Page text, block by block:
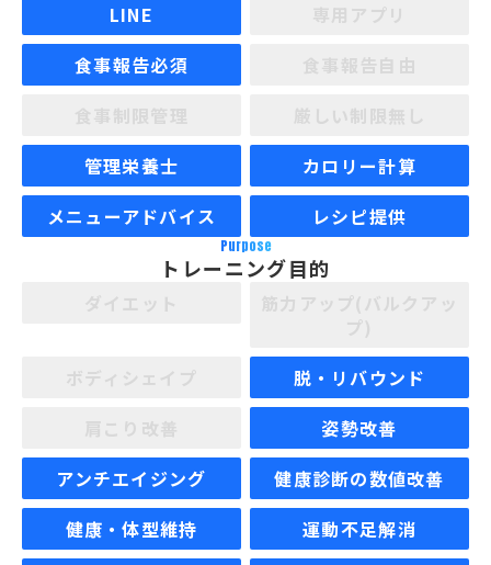
LINE
食事報告必須
管理栄養士
カロリー計算
メニューアドバイス
レシピ提供
Purpose
トレーニング目的
脱・リバウンド
姿勢改善
アンチエイジング
健康診断の数値改善
健康・体型維持
運動不足解消